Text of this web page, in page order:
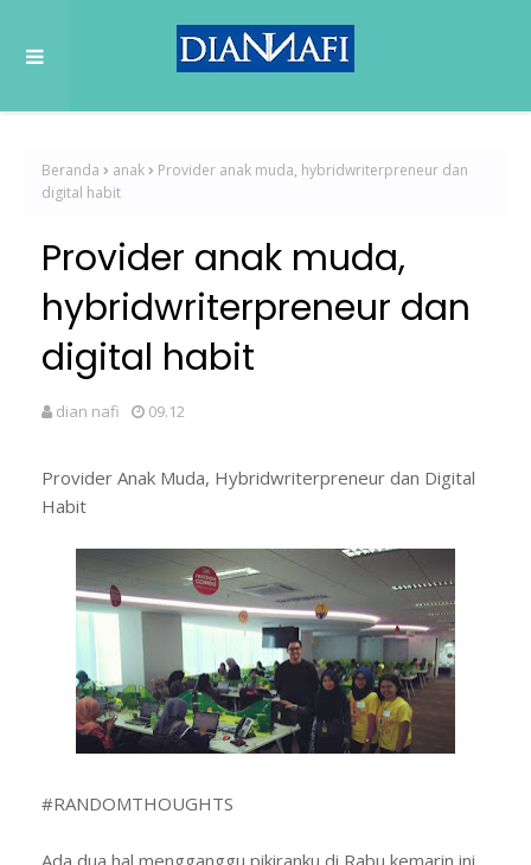
Beranda anak
Provider anak muda, hybridwriterpreneur dan
digital habit
Provider anak muda,
hybridwriterpreneur dan
digital habit
dian nafi 09.12
Provider Anak Muda, Hybridwriterpreneur dan Digital
Habit
#RANDOMTHOUGHTS
Ada dua hal mengganggu pikiranku di Rabu kemarin ini